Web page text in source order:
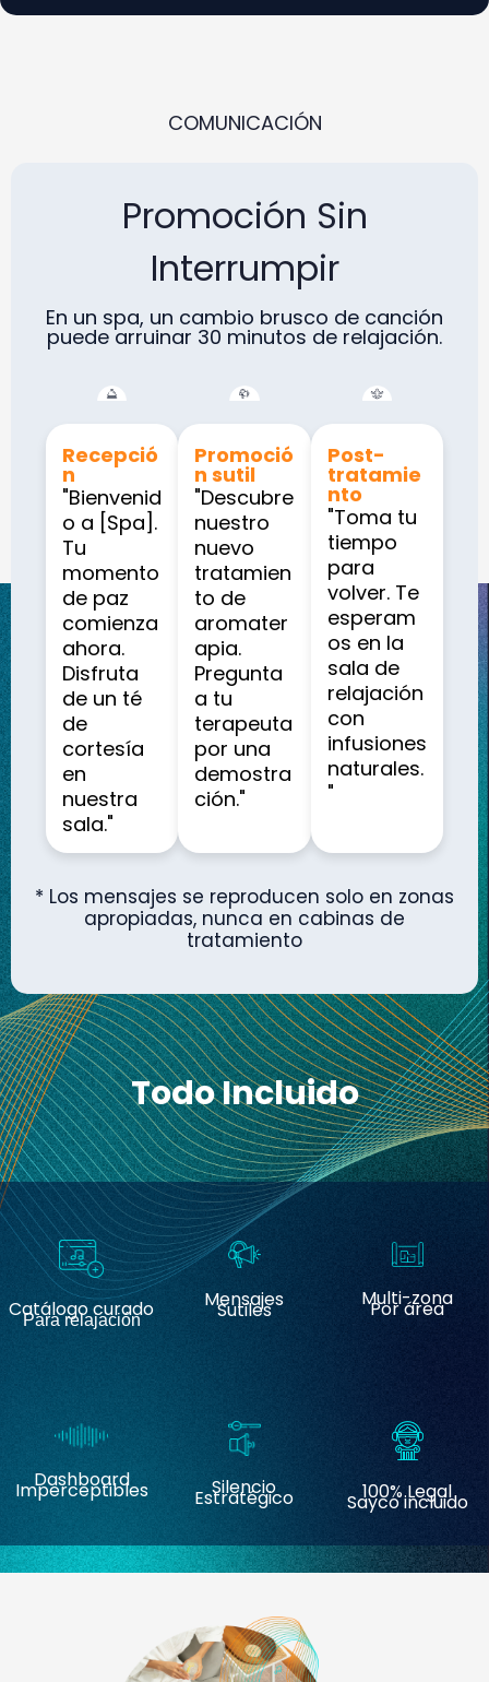
COMUNICACIÓN
Promoción Sin
Interrumpir
En un spa, un cambio brusco de canción
puede arruinar 30 minutos de relajación.
Recepció
n
"Bienvenid
o a [Spa].
Tu
momento
de paz
comienza
ahora.
Disfruta
de un té
de
cortesía
en
nuestra
sala."
Promoció
n sutil
"Descubre
nuestro
nuevo
tratamien
to de
aromater
apia.
Pregunta
a tu
terapeuta
por una
demostra
ción."
Post-
tratamie
nto
"Toma tu
tiempo
para
volver. Te
esperam
os en la
sala de
relajación
con
infusiones
naturales.
"
* Los mensajes se reproducen solo en zonas
apropiadas, nunca en cabinas de
tratamiento
Todo Incluido
Catálogo curado
Para relajación
Mensajes
Sutiles Multi-zona
Por área
Dashboard
Imperceptibles Silencio
Estratégico 100% Legal
Sayco incluido